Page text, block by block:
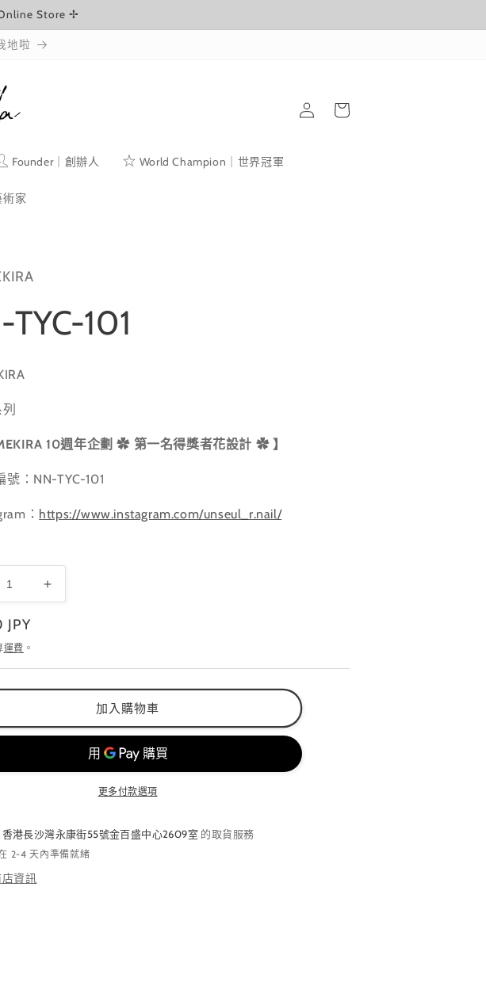
Store ✢
地啦
Founder｜創辦人 World Champion｜世界冠軍
家
登
入
物
101
10週年企劃✿ 第一名得獎者花設計 ✿ 】
號：NN-TYC-101
： https://www.instagram.com/unseul_r.nail/
NN-
TYC-
量
增
運費 。
加入購物車
更多付款選項
香港長沙灣永康街55號金百盛中心2609室 的取貨服務
2-4 天內準備就緒
資訊